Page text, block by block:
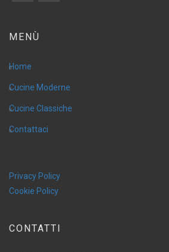
MENÙ
Home
Cucine Moderne
Cucine Classiche
Contattaci
Privacy Policy
Cookie Policy
CONTATTI